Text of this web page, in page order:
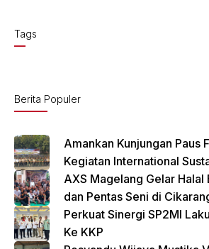
o
o
k
Tags
Berita Populer
Amankan Kunjungan Paus
Kegiatan International
(ISF) 2024 TNI-Polri Gelar
Gabungan
AXS Magelang Gelar Halal
dan Pentas Seni di
Perkuat Sinergi SP2MI
Ke KKP